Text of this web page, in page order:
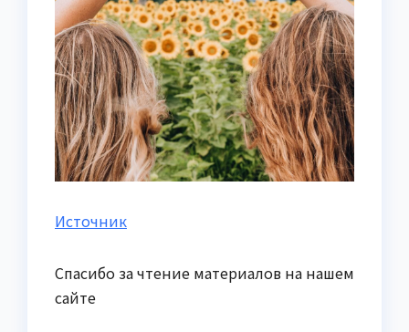
Источник
Спасибо за чтение материалов на нашем
сайте